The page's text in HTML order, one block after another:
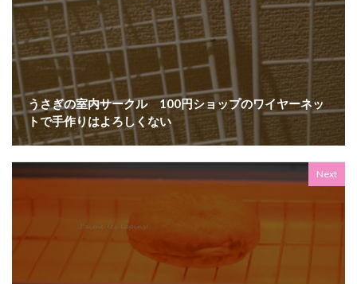
うさぎの室内サークル 100円ショップのワイヤーネッ
トで手作りはよろしくない
Next